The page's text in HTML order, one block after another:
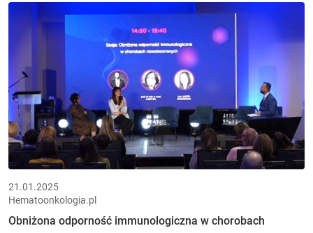
21.01.2025
Hematoonkologia.pl
Obniżona odporność immunologiczna w chorobach